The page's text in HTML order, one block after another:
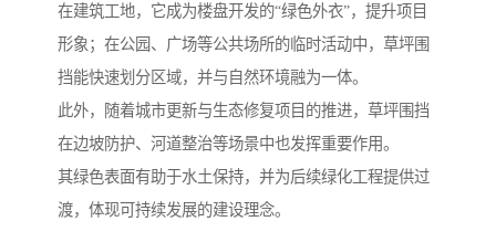
在建筑工地，它成为楼盘开发的“绿色外衣”，提升项目
形象；在公园、广场等公共场所的临时活动中，草坪围
挡能快速划分区域，并与自然环境融为一体。
此外，随着城市更新与生态修复项目的推进，草坪围挡
在边坡防护、河道整治等场景中也发挥重要作用。
其绿色表面有助于水土保持，并为后续绿化工程提供过
渡，体现可持续发展的建设理念。